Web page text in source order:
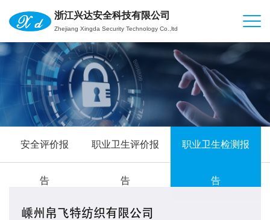
浙江兴达安全科技有限公司
Zhejiang Xingda Security Technology Co.,ltd
安全评价报
告
职业卫生评价报
告
职业卫生检测报
告
嵊州帛飞特纺织有限公司